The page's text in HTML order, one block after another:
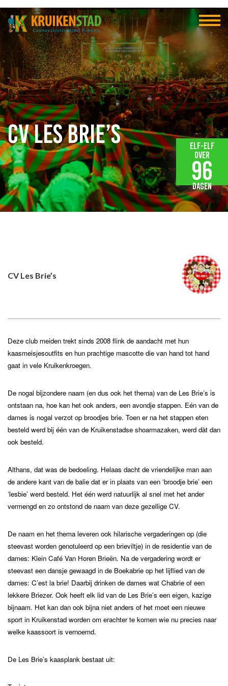
CV Les Brie’s
CV Les Brie’s
Deze club meiden trekt sinds 2008 flink de aandacht met hun
kaasmeisjesoutfits en hun prachtige mascotte die van hand tot hand
gaat in vele Kruikenkroegen.
De nogal bijzondere naam (en dus ook het thema) van de Les Brie’s is
ontstaan na, hoe kan het ook anders, een avondje stappen. Eén van de
dames is nogal verzot op broodjes brie. Toen er na het stappen eten
besteld werd bij één van de Kruikenstadse shoarmazaken, werd dàt dan
ook besteld.
Althans, dat was de bedoeling. Helaas dacht de vriendelijke man aan
de andere kant van de balie dat er in plaats van een ‘broodje brie’ een
‘lesbie’ werd besteld. Het één werd natuurlijk al snel met het ander
vermengd en zo ontstond de naam van deze gezellige CV.
De naam en het thema leveren ook hilarische vergaderingen op (die
steevast worden genotuleerd op een brieviltje) in de residentie van de
dames: Klein Café Van Horen Brieën. Na de vergadering wordt er
steevast een dansje gewaagd in de Boekabrie op het lijflied van de
dames: C’est la brie! Daarbij drinken de dames wat Chabrie of een
lekkere Briezer. Ook heeft elk lid van de Les Brie’s een eigen, kazige
bijnaam. Het kan dan ook bijna niet anders of het moet een nieuwe
sport in Kruikenstad worden om erachter te komen wie nu precies naar
welke kaassoort is vernoemd.
De Les Brie’s kaasplank bestaat uit:
Elf-elf
over
96
dagen